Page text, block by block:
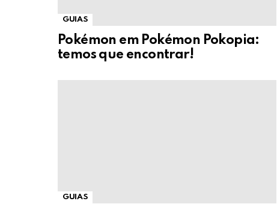
GUIAS
Pokémon em Pokémon Pokopia:
temos que encontrar!
GUIAS